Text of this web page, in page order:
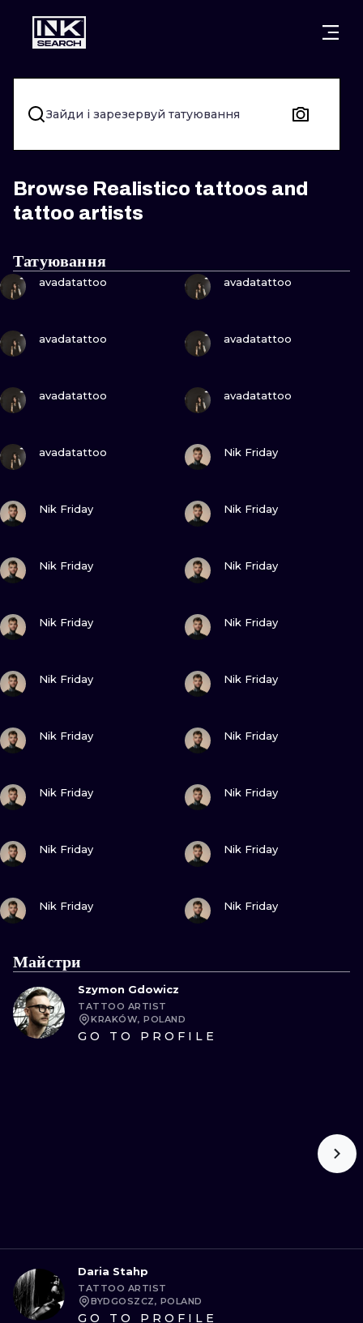
МІСТ ВАРШАВА
КРАКІВ ВРОЦЛАВ
БЕРЛІН ЛОНДОН
МІЛАН ЕДІНБУРГ
МАНЧЕСТЕР
АФІНИ БУДАПЕШТ
НАПИС
ХЭНДПОУК
БЛЭКВОРК
ЛІНІЙНИЙ
Зайди і зарезервуй татуювання
Browse Realistico tattoos and
tattoo artists
Татуювання
ПОДИВИСЬ
avadatattoo
ПОДИВИСЬ
avadatattoo
avadatattoo avadatattoo
avadatattoo avadatattoo
avadatattoo Nik Friday
Nik Friday Nik Friday
Nik Friday Nik Friday
Nik Friday Nik Friday
Nik Friday Nik Friday
Nik Friday Nik Friday
Nik Friday Nik Friday
Nik Friday Nik Friday
Nik Friday Nik Friday
Майстри
Szymon Gdowicz
TATTOO ARTIST
KRAKÓW, POLAND
GO TO PROFILE
Daria Stahp
TATTOO ARTIST
BYDGOSZCZ, POLAND
GO TO PROFILE